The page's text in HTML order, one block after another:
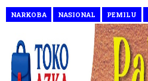
NARKOBA NASIONAL PEMILU